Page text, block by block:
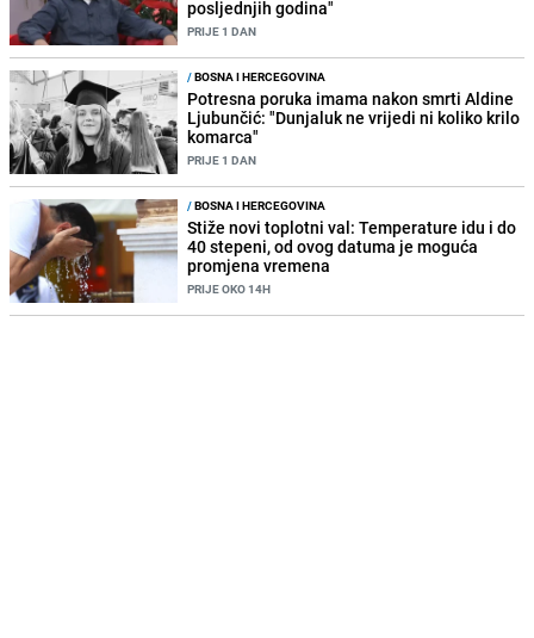
posljednjih godina"
PRIJE 1 DAN
/BOSNA I HERCEGOVINA
Potresna poruka imama nakon smrti Aldine
Ljubunčić: "Dunjaluk ne vrijedi ni koliko krilo
komarca"
PRIJE 1 DAN
/BOSNA I HERCEGOVINA
Stiže novi toplotni val: Temperature idu i do
40 stepeni, od ovog datuma je moguća
promjena vremena
PRIJE OKO 14H